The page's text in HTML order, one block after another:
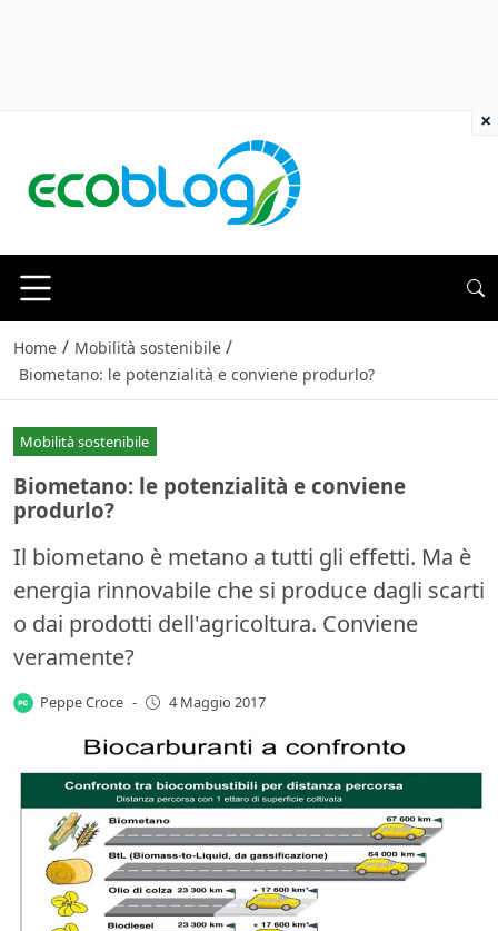
Home / Mobilità sostenibile /
Biometano: le potenzialità e conviene produrlo?
Mobilità sostenibile
Biometano: le potenzialità e conviene
produrlo?
Il biometano è metano a tutti gli effetti. Ma è
energia rinnovabile che si produce dagli scarti
o dai prodotti dell'agricoltura. Conviene
veramente?
Peppe Croce - 4 Maggio 2017
×